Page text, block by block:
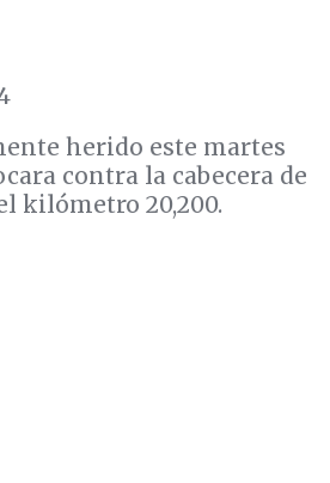
herido este martes
contra la cabecera de
kilómetro 20,200.